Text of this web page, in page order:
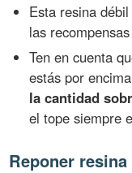
Esta resina
las
Ten en cuenta
estás por
la cantidad
el tope siempre
Reponer